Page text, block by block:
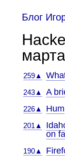
Блог
259▲
243▲ A
226▲ Hum
201▲
on
190▲